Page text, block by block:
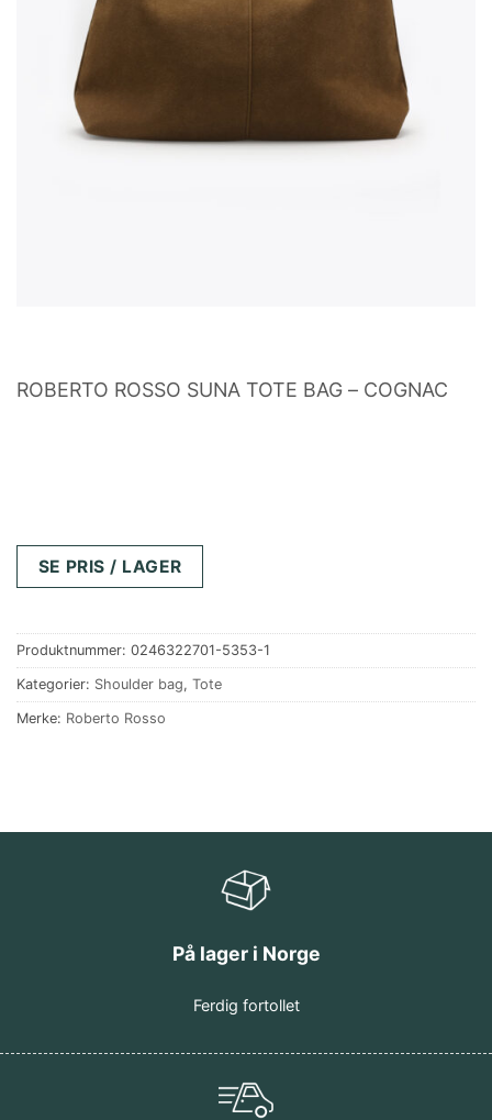
ROBERTO ROSSO SUNA TOTE BAG – COGNAC
SE PRIS / LAGER
Produktnummer: 0246322701-5353-1
Kategorier: Shoulder bag, Tote
Merke: Roberto Rosso
På lager i Norge
Ferdig fortollet